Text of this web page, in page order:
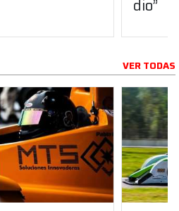
dio”
VER TODAS